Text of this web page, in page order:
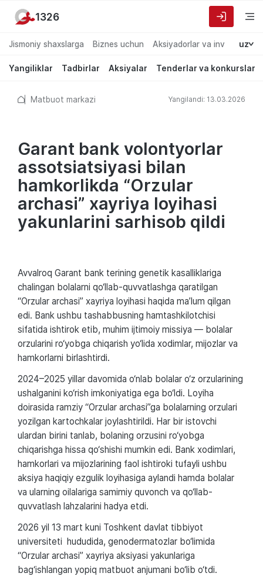
Jismoniy shaxslarga Biznes uchun Aksiyadorlar va investorlarga
uz
Yangiliklar Tadbirlar Aksiyalar Tenderlar va konkurslar
1326
Matbuot markazi Yangilandi: 13.03.2026
Garant bank volontyorlar
assotsiatsiyasi bilan
hamkorlikda “Orzular
archasi” xayriya loyihasi
yakunlarini sarhisob qildi
Avvalroq Garant bank terining genetik kasalliklariga
chalingan bolalarni qo‘llab-quvvatlashga qaratilgan
“Orzular archasi” xayriya loyihasi haqida ma’lum qilgan
edi. Bank ushbu tashabbusning hamtashkilotchisi
sifatida ishtirok etib, muhim ijtimoiy missiya — bolalar
orzularini ro‘yobga chiqarish yo‘lida xodimlar, mijozlar va
hamkorlarni birlashtirdi.
2024–2025 yillar davomida o‘nlab bolalar o‘z orzularining
ushalganini ko‘rish imkoniyatiga ega bo‘ldi. Loyiha
doirasida ramziy “Orzular archasi”ga bolalarning orzulari
yozilgan kartochkalar joylashtirildi. Har bir istovchi
ulardan birini tanlab, bolaning orzusini ro‘yobga
chiqarishga hissa qo‘shishi mumkin edi. Bank xodimlari,
hamkorlari va mijozlarining faol ishtiroki tufayli ushbu
aksiya haqiqiy ezgulik loyihasiga aylandi hamda bolalar
va ularning oilalariga samimiy quvonch va qo‘llab-
quvvatlash lahzalarini hadya etdi.
2026 yil 13 mart kuni Toshkent davlat tibbiyot
universiteti hududida, genodermatozlar bo‘limida
“Orzular archasi” xayriya aksiyasi yakunlariga
bag‘ishlangan yopiq matbuot anjumani bo‘lib o‘tdi.